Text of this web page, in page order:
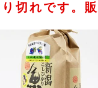
切れです。